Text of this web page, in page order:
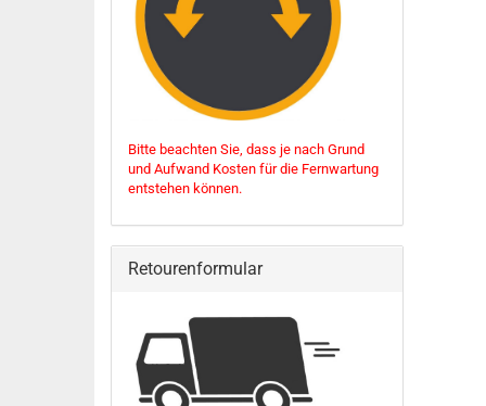
Bitte beachten Sie, dass je nach Grund
und Aufwand Kosten für die Fernwartung
entstehen können.
Retourenformular